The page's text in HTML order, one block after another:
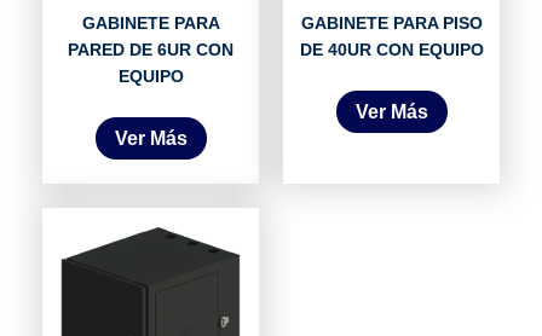
GABINETE PARA
PARED DE 6UR CON
EQUIPO
Ver Más
GABINETE PARA PISO
DE 40UR CON EQUIPO
Ver Más